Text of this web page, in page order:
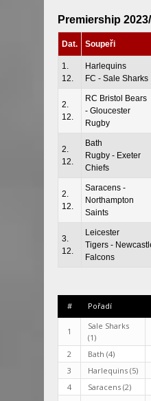
Premiership
Dat. Soupeři
1.
12.
Harlequins
FC - Sale Sharks
2.
12.
RC Bristol Bears
- Gloucester
Rugby
2.
12.
Bath
Rugby - Exeter
Chiefs
2.
12.
Saracens -
Northampton
Saints
3.
12.
Leicester
Tigers -
Falcons
# Pořadí
1
Sale Sharks
(1)
2 Bath (4)
3
Harlequins (5)
4
Saracens (2)